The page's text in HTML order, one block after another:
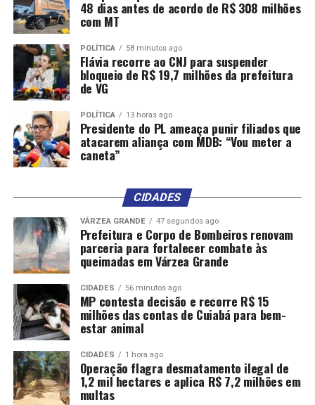
48 dias antes de acordo de R$ 308 milhões
com MT
POLÍTICA 58 minutos ago
Flávia recorre ao CNJ para suspender
bloqueio de R$ 19,7 milhões da prefeitura
de VG
POLÍTICA 13 horas ago
Presidente do PL ameaça punir filiados que
atacarem aliança com MDB: “Vou meter a
caneta”
CIDADES
VÁRZEA GRANDE 47 segundos ago
Prefeitura e Corpo de Bombeiros renovam
parceria para fortalecer combate às
queimadas em Várzea Grande
CIDADES 56 minutos ago
MP contesta decisão e recorre R$ 15
milhões das contas de Cuiabá para bem-
estar animal
CIDADES 1 hora ago
Operação flagra desmatamento ilegal de
1,2 mil hectares e aplica R$ 7,2 milhões em
multas